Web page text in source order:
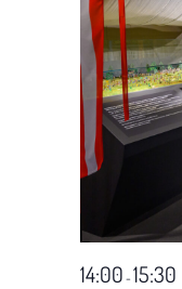
14:00 - 15:30